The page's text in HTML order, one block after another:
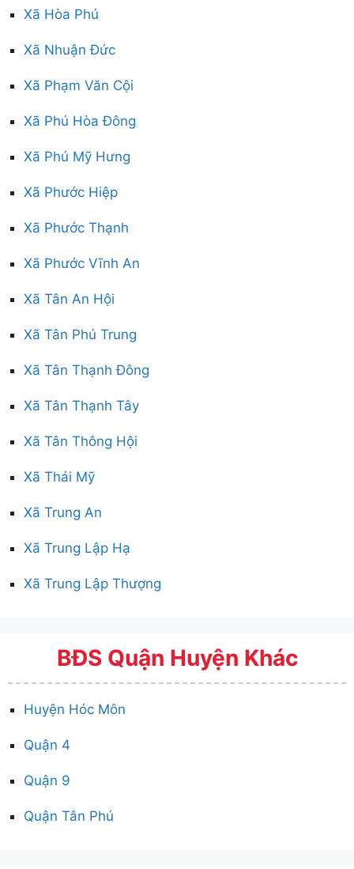
Xã Hòa Phú
Xã Nhuận Đức
Xã Phạm Văn Cội
Xã Phú Hòa Đông
Xã Phú Mỹ Hưng
Xã Phước Hiệp
Xã Phước Thạnh
Xã Phước Vĩnh An
Xã Tân An Hội
Xã Tân Phú Trung
Xã Tân Thạnh Đông
Xã Tân Thạnh Tây
Xã Tân Thông Hội
Xã Thái Mỹ
Xã Trung An
Xã Trung Lập Hạ
Xã Trung Lập Thượng
BĐS Quận Huyện Khác
Huyện Hóc Môn
Quận 4
Quận 9
Quận Tân Phú